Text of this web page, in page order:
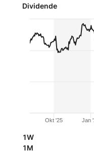
Dividende
Okt '25 Jan
1W
1M